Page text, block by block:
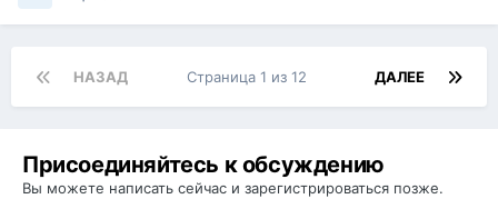
НАЗАД ДАЛЕЕ
Страница 1 из 12
Присоединяйтесь к обсуждению
Вы можете написать сейчас и зарегистрироваться позже.